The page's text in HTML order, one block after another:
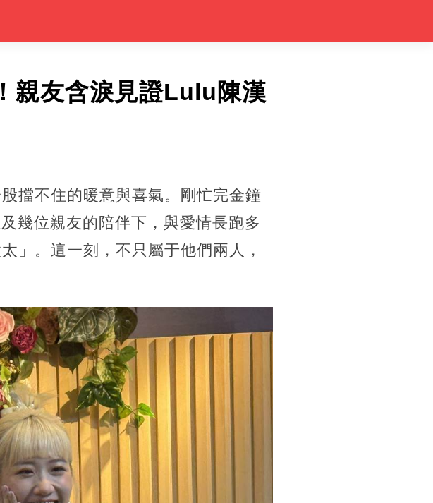
親友含淚見證Lulu陳漢
擋不住的暖意與喜氣。剛忙完金鐘
幾位親友的陪伴下，與愛情長跑多
」。這一刻，不只屬于他們兩人，